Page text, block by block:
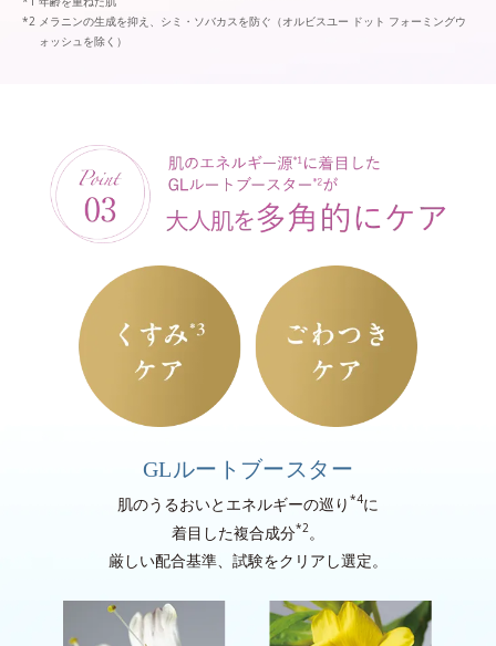
メラニンの生成を抑え、シミ・ソバカスを防ぐ（オルビスユー ドット フォーミングウ
ォッシュを除く）
GLルートブースター
肌のうるおいとエネルギーの巡り *4に
着目した複合成分*2。
厳しい配合基準、試験をクリアし選定。